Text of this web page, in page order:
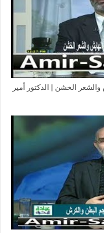
الخشن | الدكتور أمير